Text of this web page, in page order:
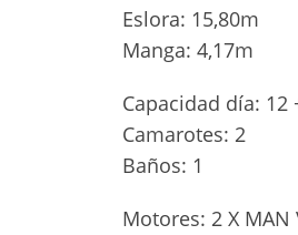
Eslora: 15,80m
Manga: 4,17m
Capacidad día: 12
Camarotes: 2
Baños: 1
Motores: 2 X MAN